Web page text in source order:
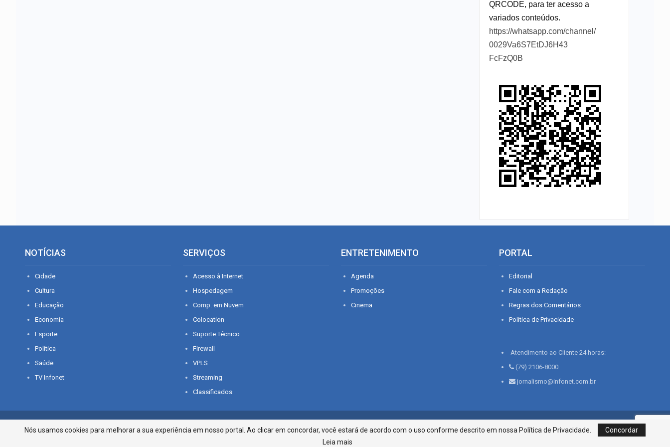
QRCODE, para ter acesso a
variados conteúdos.
https://whatsapp.com/channel/
0029Va6S7EtDJ6H43
FcFzQ0B
NOTÍCIAS
Cidade
Cultura
Educação
Economia
Esporte
Política
Saúde
TV Infonet
SERVIÇOS
Acesso à Internet
Hospedagem
Comp. em Nuvem
Colocation
Suporte Técnico
Firewall
VPLS
Streaming
Classificados
ENTRETENIMENTO
Agenda
Promoções
Cinema
PORTAL
Editorial
Fale com a Redação
Regras dos Comentários
Política de Privacidade
Atendimento ao Cliente 24 horas:
(79) 2106-8000
jornalismo@infonet.com.br
© 2026 - O que é notícia em Sergipe. Todos os direitos reservados.
Infonet - Rua Monsenhor Silveira 276, Bairro São José | Aracaju-SE, CEP 49015-030, Fone: 79.2106.8000 - CI
Centro de Informações LTDA
Nós usamos cookies para melhorar a sua experiência em nosso portal. Ao clicar em concordar, você estará de acordo com o uso conforme descrito em nossa Política de Privacidade.
Concordar
Leia mais